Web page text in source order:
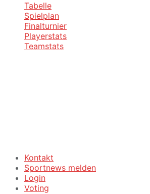
Tabelle
Spielplan
Finalturnier
Playerstats
Teamstats
Kontakt
Sportnews melden
Login
Voting